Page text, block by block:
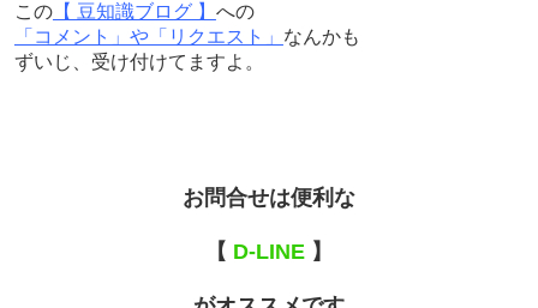
この【 豆知識ブログ 】 への
「コメント」や「リクエスト」 なんかも
ずいじ、受け付けてますよ。
お問合せは便利な
【 D-LINE 】